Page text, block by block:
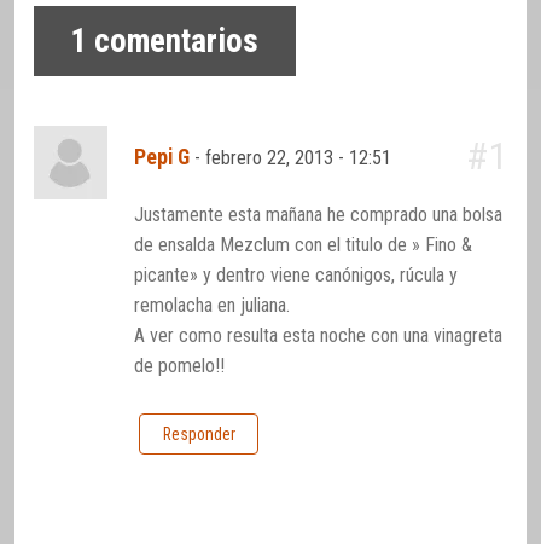
1 comentarios
Pepi G -febrero 22, 2013 - 12:51 #1
Justamente esta mañana he comprado una bolsa
de ensalda Mezclum con el titulo de » Fino &
picante» y dentro viene canónigos, rúcula y
remolacha en juliana.
A ver como resulta esta noche con una vinagreta
de pomelo!!
Responder